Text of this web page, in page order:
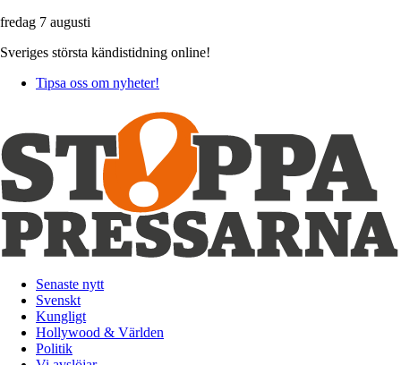
fredag 7 augusti
Sveriges största kändistidning online!
Tipsa oss om nyheter!
Senaste nytt
Svenskt
Kungligt
Hollywood & Världen
Politik